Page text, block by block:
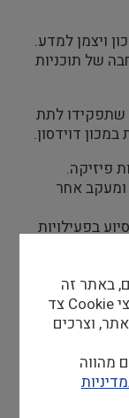
ויצמן למדע.
של תוכניות
לתת
במכון דוידסון.
פיזיקה.
ומעקב אחר
בפעילויות
בפיזיקה-
באתר זה
נעשה שימוש בקבצי Cookie וכן בקבצי Cookie צד
וצרכים
מהווה